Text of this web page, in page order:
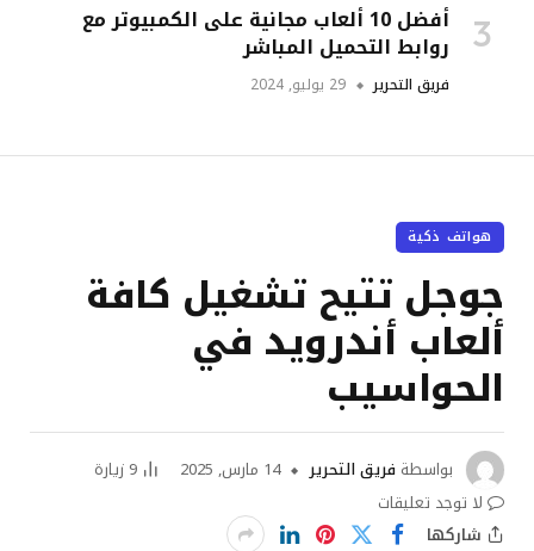
أفضل 10 ألعاب مجانية على الكمبيوتر مع
روابط التحميل المباشر
فريق التحرير 29 يوليو, 2024
هواتف ذكية
جوجل تتيح تشغيل كافة
ألعاب أندرويد في
الحواسيب
بواسطة فريق التحرير 14 مارس, 2025 9 زيارة
لا توجد تعليقات
شاركها